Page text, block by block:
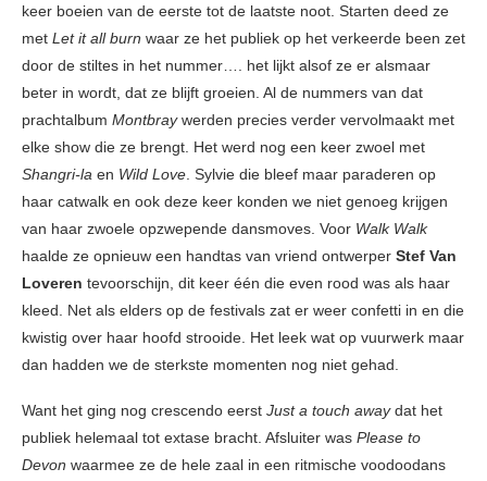
keer boeien van de eerste tot de laatste noot. Starten deed ze
met Let it all burn waar ze het publiek op het verkeerde been zet
door de stiltes in het nummer…. het lijkt alsof ze er alsmaar
beter in wordt, dat ze blijft groeien. Al de nummers van dat
prachtalbum Montbraywerden precies verder vervolmaakt met
elke show die ze brengt. Het werd nog een keer zwoel met
Shangri-la en Wild Love . Sylvie die bleef maar paraderen op
haar catwalk en ook deze keer konden we niet genoeg krijgen
van haar zwoele opzwepende dansmoves. Voor Walk Walk
haalde ze opnieuw een handtas van vriend ontwerper Stef Van
Loveren tevoorschijn, dit keer één die even rood was als haar
kleed. Net als elders op de festivals zat er weer confetti in en die
kwistig over haar hoofd strooide. Het leek wat op vuurwerk maar
dan hadden we de sterkste momenten nog niet gehad.
Want het ging nog crescendo eerst Just a touch awaydat het
publiek helemaal tot extase bracht. Afsluiter was Please to
Devon waarmee ze de hele zaal in een ritmische voodoodans